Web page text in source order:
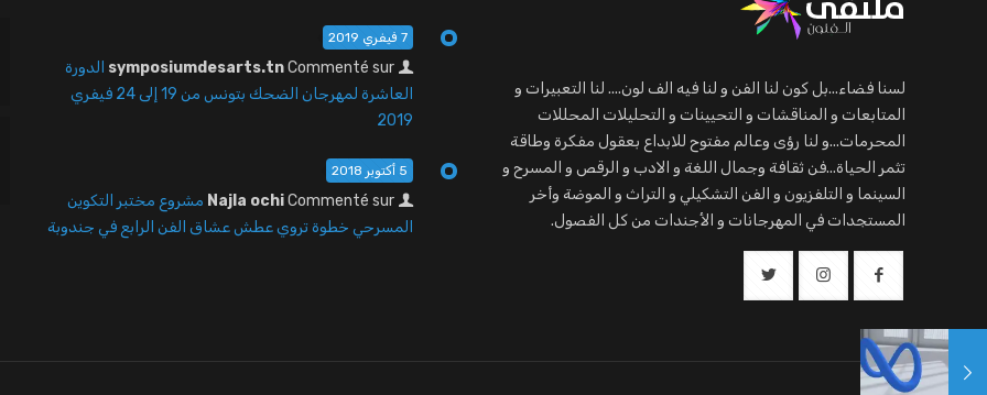
لسنا فضاء...بل كون لنا الفن و لنا فيه الف لون.... لنا التعبيرات و
المتابعات و المناقشات و التحيينات و التحليلات المحللات
المحرمات...و لنا رؤى وعالم مفتوح للابداع بعقول مفكرة وطاقة
تثمر الحياة...فن ثقافة وجمال اللغة و الادب و الرقص و المسرح و
السينما و التلفزيون و الفن التشكيلي و التراث و الموضة وأخر
المستجدات في المهرجانات و الأجندات من كل الفصول.
7 فيفري 2019
symposiumdesarts.tnCommenté sur
الدورة
العاشرة لمهرجان الضحك بتونس من 19 إلى 24 فيفري
2019
5 أكتوبر 2018
Najla ochiCommenté sur
مشروع مختبر التكوين
المسرحي خطوة تروي عطش عشاق الفن الرابع في جندوبة